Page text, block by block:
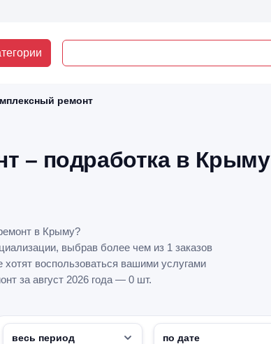
ремонт
– подработка в Крыму
в Крыму?
выбрав более чем из 1 заказов
воспользоваться вашими услугами
за август 2026 года — 0 шт.